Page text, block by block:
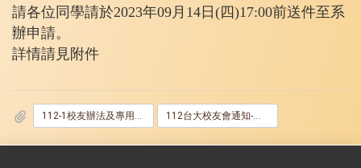
請各位同學請於2023年09月14日(四)17:00前送件至系
辦申請。
詳情請見附件
112-1校友辦法及專用申請表.pdf 112台大校友會通知-發信各院用.docx